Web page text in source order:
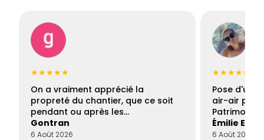
★★★★★
On a vraiment apprécié la
propreté du chantier, que ce soit
pendant ou après les…
Gontran
6 Août 2026
★★★★★
Pose d'une
air-air par
Patrimoine
Émilie
6 Août 2026